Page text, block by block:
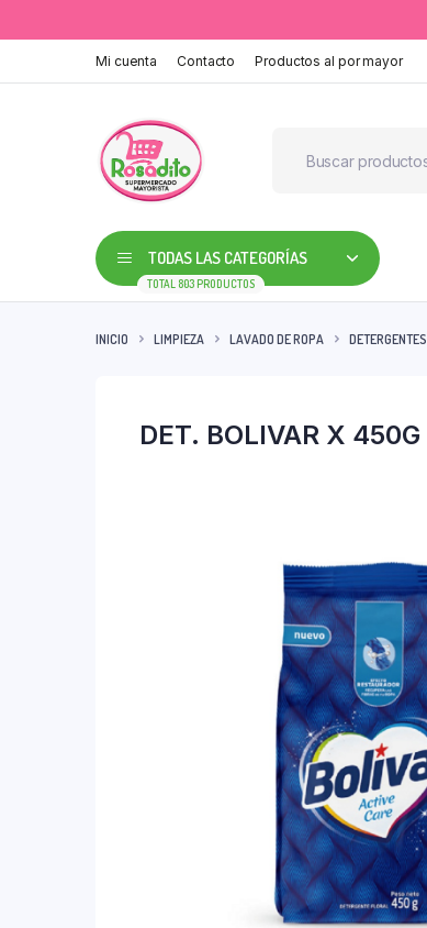
Mi cuenta Contacto Productos al por mayor
TODAS LAS CATEGORÍAS
TOTAL 803 PRODUCTOS
INICIO LIMPIEZA LAVADO DE ROPA DETERGENTES
DET. BOLIVAR X 450G